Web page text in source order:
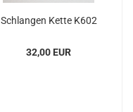
Schlan­gen Kette K602
32,00 EUR